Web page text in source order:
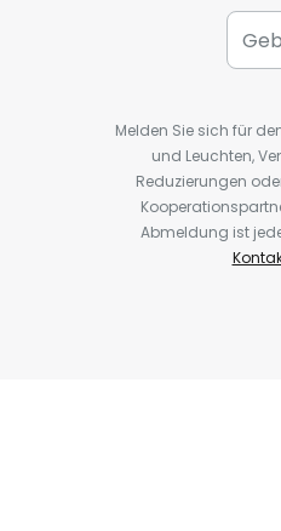
Melden Sie sich für
und Leuchten,
Reduzierungen
Abmeldung ist